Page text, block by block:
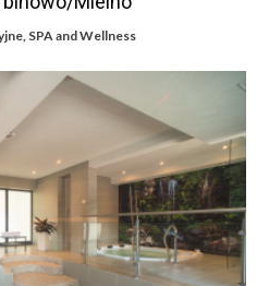
SPA and Wellness